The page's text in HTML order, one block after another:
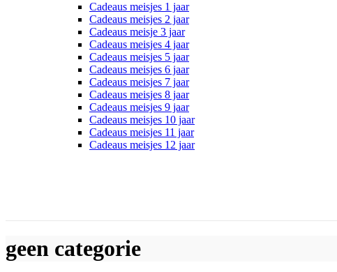
Cadeaus meisjes 1 jaar
Cadeaus meisjes 2 jaar
Cadeaus meisje 3 jaar
Cadeaus meisjes 4 jaar
Cadeaus meisjes 5 jaar
Cadeaus meisjes 6 jaar
Cadeaus meisjes 7 jaar
Cadeaus meisjes 8 jaar
Cadeaus meisjes 9 jaar
Cadeaus meisjes 10 jaar
Cadeaus meisjes 11 jaar
Cadeaus meisjes 12 jaar
geen categorie